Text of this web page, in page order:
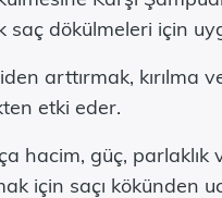
saç dökülmeleri için
arttırmak, kırılma
etki eder.
hacim, güç, parlaklık
için saçı kökünden